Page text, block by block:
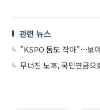
관련 뉴스
무너진 노후, 국민연금으